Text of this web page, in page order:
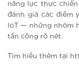
năng lực thực
đánh giá các điểm
IoT — những nhóm
tấn công rõ nét.
Tìm hiểu thêm tại